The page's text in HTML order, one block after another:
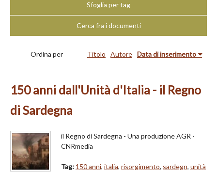
Sfoglia per tag
Cerca fra i documenti
Ordina per Titolo Autore Data di inserimento
150 anni dall'Unità d'Italia - il Regno
di Sardegna
il Regno di Sardegna - Una produzione AGR -
CNRmedia
Tag: 150 anni, italia, risorgimento, sardegn, unità